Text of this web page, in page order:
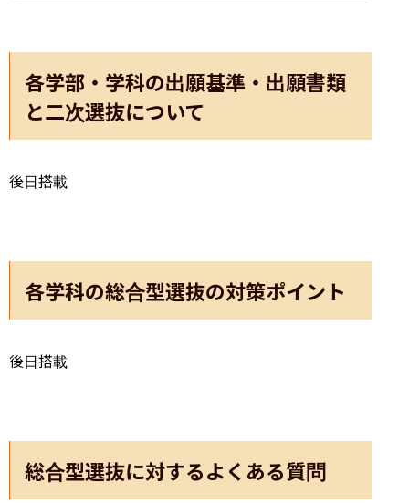
各学部・学科の出願基準・出願書類
と二次選抜について
後日搭載
各学科の総合型選抜の対策ポイント
後日搭載
総合型選抜に対するよくある質問